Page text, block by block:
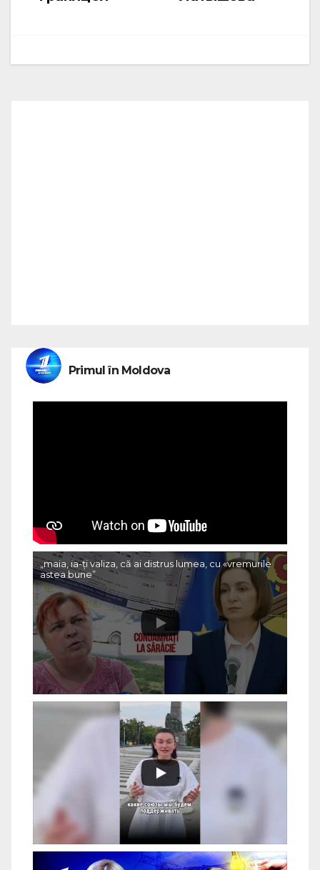
Primul în Moldova
„maia, ia-ți valiza, că ai distrus lumea, cu «vremurile
astea bune”